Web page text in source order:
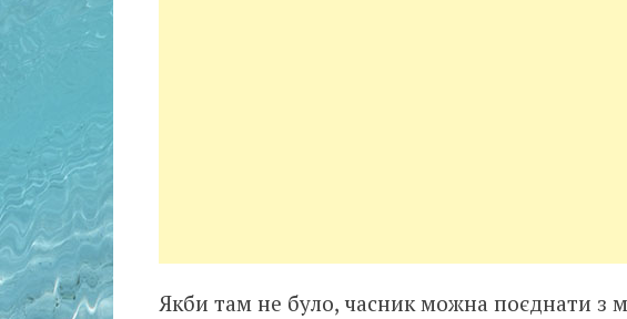
Якби там не було, часник можна поєднати з